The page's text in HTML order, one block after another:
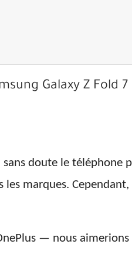
Galaxy Z Fold 7
doute le téléphone
marques. Cependant,
— nous